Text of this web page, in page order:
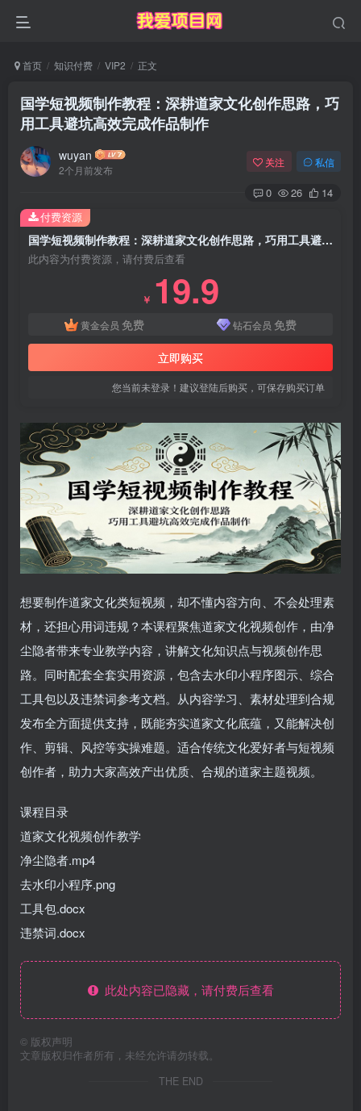
首页 知识付费 VIP2 正文
国学短视频制作教程：深耕道家文化创作思路，巧
用工具避坑高效完成作品制作
wuyan
2个月前发布
关注 私信
0 26 14
国学短视频制作教程：深耕道家文化创作思路，巧用工具避坑高效完成作品制作
此内容为付费资源，请付费后查看
￥ 19.9
黄金会员 免费 钻石会员 免费
立即购买
您当前未登录！建议登陆后购买，可保存购买订单
付费资源
想要制作道家文化类短视频，却不懂内容方向、不会处理素
材，还担心用词违规？本课程聚焦道家文化视频创作，由净
尘隐者带来专业教学内容，讲解文化知识点与视频创作思
路。同时配套全套实用资源，包含去水印小程序图示、综合
工具包以及违禁词参考文档。从内容学习、素材处理到合规
发布全方面提供支持，既能夯实道家文化底蕴，又能解决创
作、剪辑、风控等实操难题。适合传统文化爱好者与短视频
创作者，助力大家高效产出优质、合规的道家主题视频。
课程目录
道家文化视频创作教学
净尘隐者.mp4
去水印小程序.png
工具包.docx
违禁词.docx
此处内容已隐藏，请付费后查看
© 版权声明
文章版权归作者所有，未经允许请勿转载。
THE END